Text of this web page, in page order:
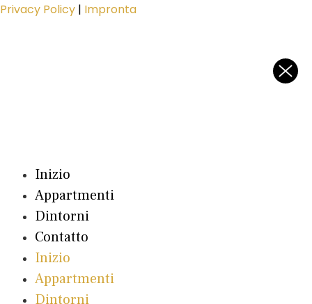
Privacy Policy | Impronta
Inizio
Appartmenti
Dintorni
Contatto
Inizio
Appartmenti
Dintorni